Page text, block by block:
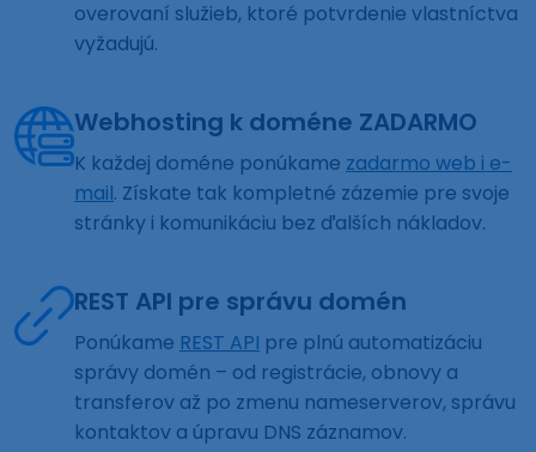
overovaní služieb, ktoré potvrdenie vlastníctva
vyžadujú.
Webhosting k doméne ZADARMO
K každej doméne ponúkame zadarmo web i e-
mail. Získate tak kompletné zázemie pre svoje
stránky i komunikáciu bez ďalších nákladov.
REST API pre správu domén
Ponúkame REST API pre plnú automatizáciu
správy domén – od registrácie, obnovy a
transferov až po zmenu nameserverov, správu
kontaktov a úpravu DNS záznamov.